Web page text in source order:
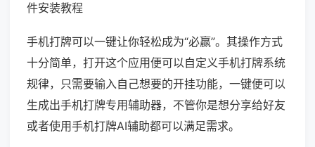
件安装教程
手机打牌可以一键让你轻松成为“必赢”。其操作方式
十分简单，打开这个应用便可以自定义手机打牌系统
规律，只需要输入自己想要的开挂功能，一键便可以
生成出手机打牌专用辅助器，不管你是想分享给好友
或者使用手机打牌AI辅助都可以满足需求。